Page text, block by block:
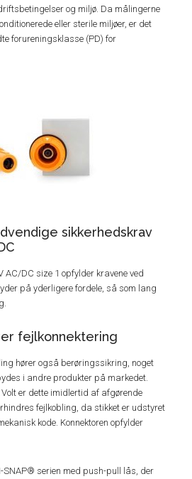
og miljø. Da målingerne
eller sterile miljøer, er det
forureningsklasse (PD) for
sikkerhedskrav
AC/DC size 1 opfylder kravene ved
på yderligere fordele, så som lang
fejlkonnektering
hører også berøringssikring, noget
i andre produkter på markedet.
er dette imidlertid af afgørende
fejlkobling, da stikket er udstyret
kode. Konnektoren opfylder
SNAP® serien med push-pull lås, der